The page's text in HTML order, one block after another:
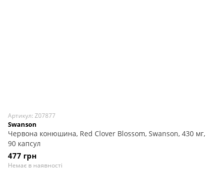
Артикул: Z07877
Swanson
Червона конюшина, Red Clover Blossom, Swanson, 430 мг,
90 капсул
477 грн
Немає в наявності